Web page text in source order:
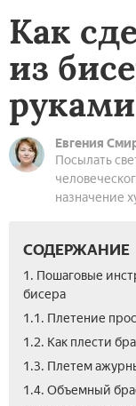
Как
из
руками
Евгения
Посылать
назначение
СОДЕРЖАНИЕ
1. Пошаговые
бисера
1.1. Плетение
1.2. Как плести
1.3. Плетем
1.4. Объемный